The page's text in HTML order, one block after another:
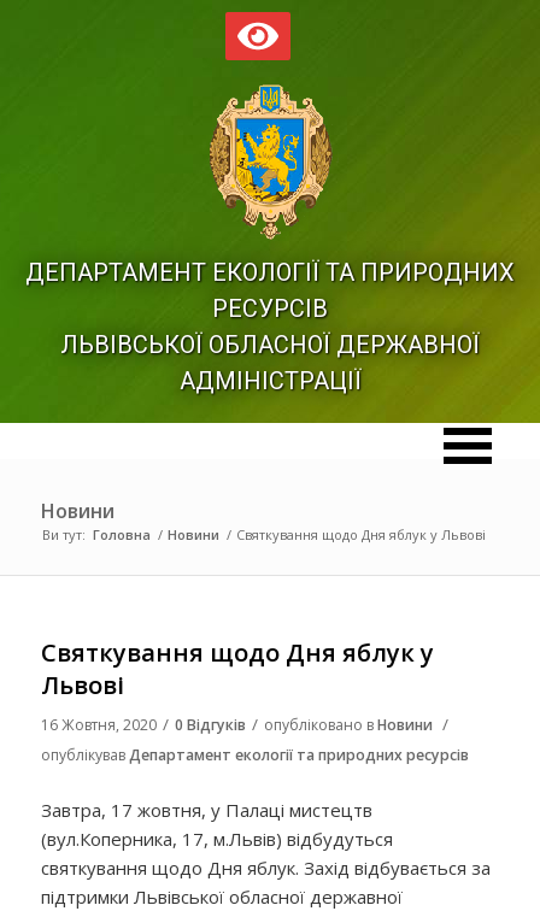
ДЕПАРТАМЕНТ ЕКОЛОГІЇ ТА ПРИРОДНИХ
РЕСУРСІВ
ЛЬВІВСЬКОЇ ОБЛАСНОЇ ДЕРЖАВНОЇ
АДМІНІСТРАЦІЇ
Новини
Ви тут: Головна / Новини / Святкування щодо Дня яблук у Львові
Святкування щодо Дня яблук у
Львові
16 Жовтня, 2020 / 0 Відгуків / опубліковано вНовини /
опублікувавДепартамент екології та природних ресурсів
Завтра, 17 жовтня, у Палаці мистецтв
(вул.Коперника, 17, м.Львів) відбудуться
святкування щодо Дня яблук. Захід відбувається за
підтримки Львівської обласної державної